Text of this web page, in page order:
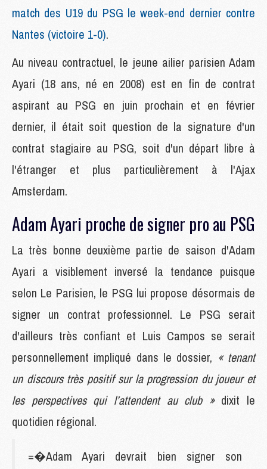
match des U19 du PSG le week-end dernier contre
Nantes (victoire 1-0).
Au niveau contractuel, le jeune ailier parisien Adam
Ayari (18 ans, né en 2008) est en fin de contrat
aspirant au PSG en juin prochain et en février
dernier, il était soit question de la signature d'un
contrat stagiaire au PSG, soit d'un départ libre à
l'étranger et plus particulièrement à l'Ajax
Amsterdam.
Adam Ayari proche de signer pro au PSG
La très bonne deuxième partie de saison d'Adam
Ayari a visiblement inversé la tendance puisque
selon Le Parisien, le PSG lui propose désormais de
signer un contrat professionnel. Le PSG serait
d'ailleurs très confiant et Luis Campos se serait
personnellement impliqué dans le dossier, « tenant
un discours très positif sur la progression du joueur et
les perspectives qui l’attendent au club »dixit le
quotidien régional.
=�Adam Ayari devrait bien signer son